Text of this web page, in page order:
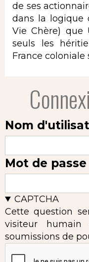
de ses
dans la logique
Vie Chère)
seuls les
France coloniale
Nom
Mot de passe
CAPTCHA
Cette question
visiteur
soumissions de